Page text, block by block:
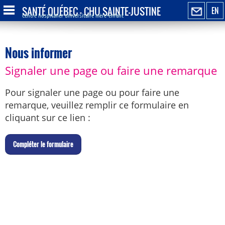
EN
SANTÉ QUÉBEC - CHU SAINTE-JUSTINE
Centre hospitalier universitaire mère-enfant
Nous informer
Signaler une page ou faire une remarque
Pour signaler une page ou pour faire une
remarque, veuillez remplir ce formulaire en
cliquant sur ce lien :
Compléter le formulaire